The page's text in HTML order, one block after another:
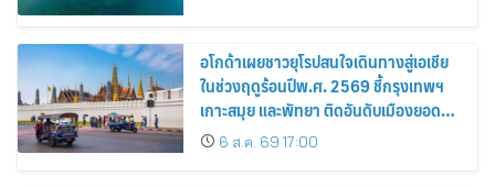
อโกด้าเผยชาวยุโรปสนใจเดินทางสู่เอเชีย
ในช่วงฤดูร้อนปีพ.ศ. 2569 ชี้กรุงเทพฯ
เกาะสมุย และพัทยา ติดอันดับเมืองยอด
นิยม6 ส.ค. 69 17:00